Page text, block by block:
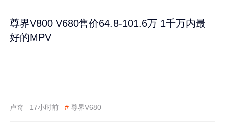
尊界V800 V680售价64.8-101.6万 1千万内最
好的MPV
卢奇 17小时前 # 尊界V680